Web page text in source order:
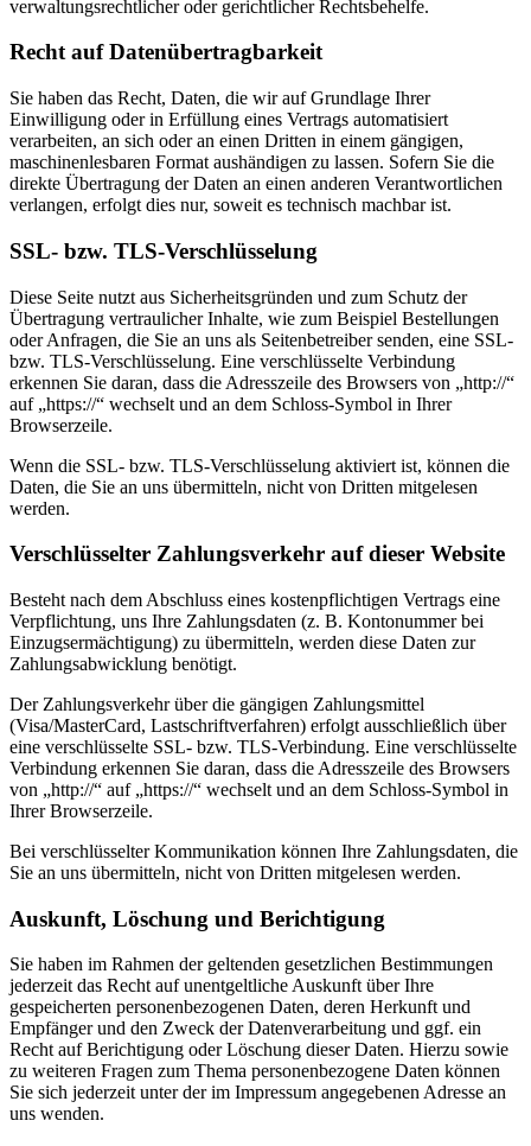
verwaltungsrechtlicher oder gerichtlicher Rechtsbehelfe.
Recht auf Datenübertragbarkeit
Sie haben das Recht, Daten, die wir auf Grundlage Ihrer
Einwilligung oder in Erfüllung eines Vertrags automatisiert
verarbeiten, an sich oder an einen Dritten in einem gängigen,
maschinenlesbaren Format aushändigen zu lassen. Sofern Sie die
direkte Übertragung der Daten an einen anderen Verantwortlichen
verlangen, erfolgt dies nur, soweit es technisch machbar ist.
SSL- bzw. TLS-Verschlüsselung
Diese Seite nutzt aus Sicherheitsgründen und zum Schutz der
Übertragung vertraulicher Inhalte, wie zum Beispiel Bestellungen
oder Anfragen, die Sie an uns als Seitenbetreiber senden, eine SSL-
bzw. TLS-Verschlüsselung. Eine verschlüsselte Verbindung
erkennen Sie daran, dass die Adresszeile des Browsers von „http://“
auf „https://“ wechselt und an dem Schloss-Symbol in Ihrer
Browserzeile.
Wenn die SSL- bzw. TLS-Verschlüsselung aktiviert ist, können die
Daten, die Sie an uns übermitteln, nicht von Dritten mitgelesen
werden.
Verschlüsselter Zahlungsverkehr auf dieser Website
Besteht nach dem Abschluss eines kostenpflichtigen Vertrags eine
Verpflichtung, uns Ihre Zahlungsdaten (z. B. Kontonummer bei
Einzugsermächtigung) zu übermitteln, werden diese Daten zur
Zahlungsabwicklung benötigt.
Der Zahlungsverkehr über die gängigen Zahlungsmittel
(Visa/MasterCard, Lastschriftverfahren) erfolgt ausschließlich über
eine verschlüsselte SSL- bzw. TLS-Verbindung. Eine verschlüsselte
Verbindung erkennen Sie daran, dass die Adresszeile des Browsers
von „http://“ auf „https://“ wechselt und an dem Schloss-Symbol in
Ihrer Browserzeile.
Bei verschlüsselter Kommunikation können Ihre Zahlungsdaten, die
Sie an uns übermitteln, nicht von Dritten mitgelesen werden.
Auskunft, Löschung und Berichtigung
Sie haben im Rahmen der geltenden gesetzlichen Bestimmungen
jederzeit das Recht auf unentgeltliche Auskunft über Ihre
gespeicherten personenbezogenen Daten, deren Herkunft und
Empfänger und den Zweck der Datenverarbeitung und ggf. ein
Recht auf Berichtigung oder Löschung dieser Daten. Hierzu sowie
zu weiteren Fragen zum Thema personenbezogene Daten können
Sie sich jederzeit unter der im Impressum angegebenen Adresse an
uns wenden.